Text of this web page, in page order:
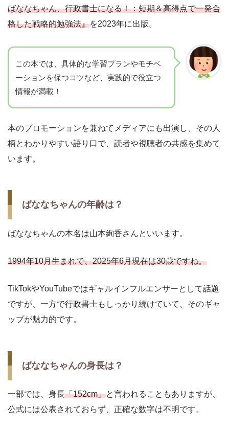
ばななちゃん、行政書士になる！：短期＆高得点で一発合
格した戦略的勉強法』を2023年に出版。
この本では、具体的な学習プランやモチベ
ーションを保つコツなど、実践的で役立つ
情報が満載！
本のプロモーションを兼ねてメディアにも出演し、その人
柄とわかりやすい語り口で、読者や視聴者の共感を集めて
います。
ばななちゃんの年齢は？
ばななちゃんの本名は山本絢香さんといいます。
1994年10月生まれで、2025年6月現在は30歳ですね。
TikTokやYouTubeではギャルインフルエンサーとして話題
ですが、一方で行政書士もしっかり続けていて、そのギャ
ップが魅力的です。
ばななちゃんの身長は？
一部では、身長「152cm」と言われることもありますが、
公式には公表されておらず、正確な数字は不明です。